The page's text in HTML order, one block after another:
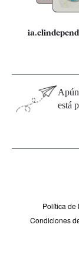
está
Política de
Condiciones